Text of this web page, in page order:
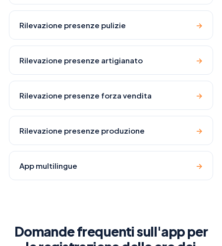
Rilevazione presenze pulizie →
Rilevazione presenze artigianato →
Rilevazione presenze forza vendita →
Rilevazione presenze produzione →
App multilingue →
Domande frequenti sull'app per